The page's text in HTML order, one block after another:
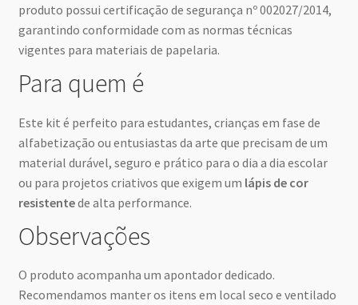
produto possui certificação de segurança nº 002027/2014,
garantindo conformidade com as normas técnicas
vigentes para materiais de papelaria.
Para quem é
Este kit é perfeito para estudantes, crianças em fase de
alfabetização ou entusiastas da arte que precisam de um
material durável, seguro e prático para o dia a dia escolar
ou para projetos criativos que exigem um lápis de cor
resistentede alta performance.
Observações
O produto acompanha um apontador dedicado.
Recomendamos manter os itens em local seco e ventilado